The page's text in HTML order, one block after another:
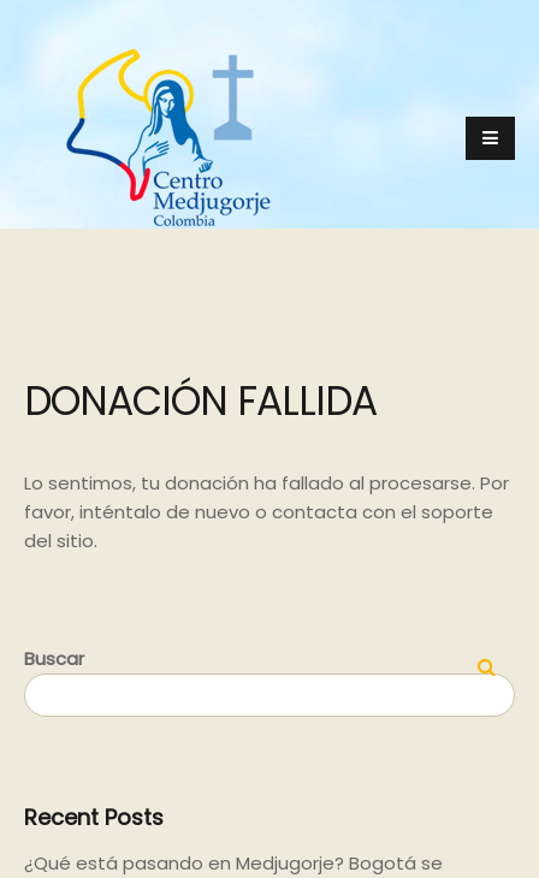
DONACIÓN FALLIDA
Lo sentimos, tu donación ha fallado al procesarse. Por
favor, inténtalo de nuevo o contacta con el soporte
del sitio.
Buscar
Recent Posts
¿Qué está pasando en Medjugorje? Bogotá se